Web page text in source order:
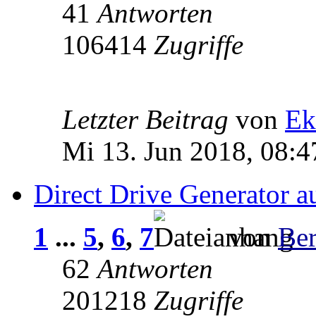
41Antworten
106414 Zugriffe
Letzter Beitrag von
Mi 13. Jun 2018,
Direct Drive Generator
1 ... 5, 6, 7 von
62Antworten
201218 Zugriffe